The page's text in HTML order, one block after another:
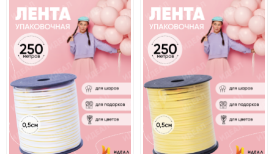
30
60
90
150